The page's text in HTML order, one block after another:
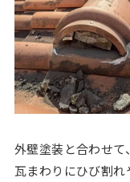
外壁塗装と合わせて、
瓦まわりにひび割